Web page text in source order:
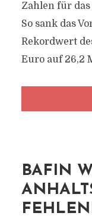
Zahlen für
So sank das
Rekordwert
Euro auf 26,2
BAFIN